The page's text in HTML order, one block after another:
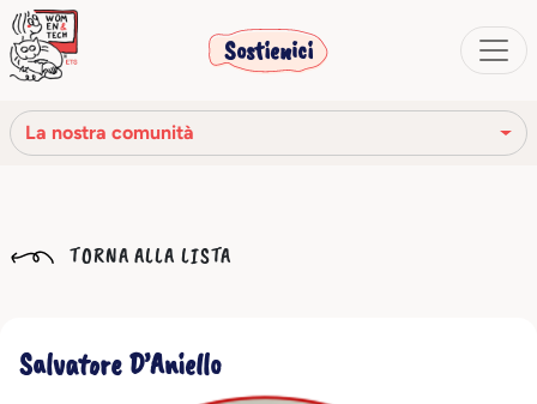
Sostienici
La nostra comunità
La nostra storia
Codice Etico
TORNA ALLA LISTA
Salvatore D’Aniello